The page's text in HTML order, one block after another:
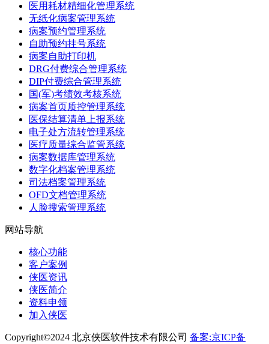
医用耗材精细化管理系统
无纸化病案管理系统
病案预约管理系统
自助预约挂号系统
病案自助打印机
DRG付费综合管理系统
DIP付费综合管理系统
国(军)考绩效考核系统
病案首页质控管理系统
医保结算清单上报系统
电子处方流转管理系统
医疗质量综合监管系统
病案数据库管理系统
数字化档案管理系统
司法档案管理系统
OFD文档管理系统
人脸搜索管理系统
网站导航
核心功能
客户案例
侠医资讯
侠医简介
资料申领
加入侠医
Copyright©2024 北京侠医软件技术有限公司 备案:京ICP备